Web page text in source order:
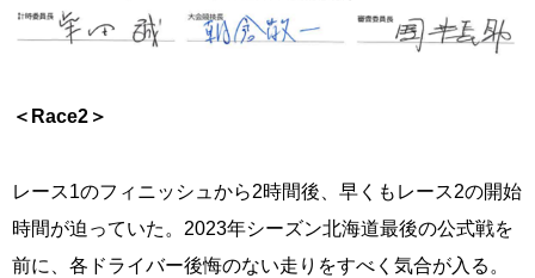
＜ Race2 ＞
レース1のフィニッシュから2時間後、早くもレース2の開始
時間が迫っていた。2023年シーズン北海道最後の公式戦を
前に、各ドライバー後悔のない走りをすべく気合が入る。